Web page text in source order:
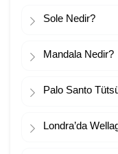
Sole Nedir?
Mandala Nedir?
Palo Santo
Londra’da